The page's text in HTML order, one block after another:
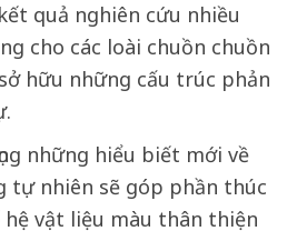
quả nghiên cứu nhiều
cho các loài chuồn chuồn
hữu những cấu trúc phản
những hiểu biết mới về
tự nhiên sẽ góp phần thúc
vật liệu màu thân thiện